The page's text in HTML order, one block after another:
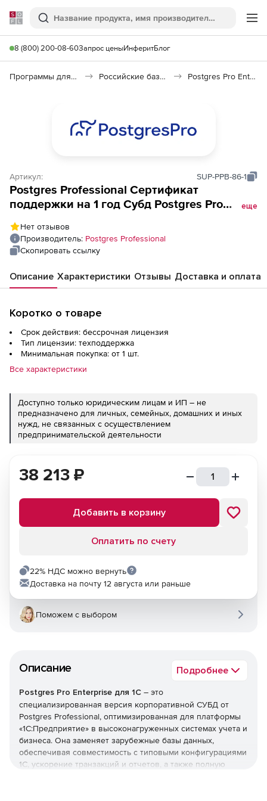
Softline
Поиск
8 (800) 200-08-60Запрос ценыИнферитБлог
Программы для программирования Российские базы данных (Импортозамещение) Postgres Pro Enterprise для 1С
Артикул: SUP-PPB-86-1
Postgres Professional Сертификат
поддержки на 1 год Субд Postgres Pro
еще
Нет отзывов
Производитель: Postgres Professional
Скопировать ссылку
Описание Характеристики Отзывы Доставка и оплата
Коротко о товаре
Срок действия: бессрочная лицензия
Тип лицензии: техподдержка
Минимальная покупка: от 1 шт.
Все характеристики
Доступно только юридическим лицам и ИП – не
предназначено для личных, семейных, домашних и иных
нужд, не связанных с осуществлением
предпринимательской деятельности
Описание Подробнее
Postgres Pro Enterprise для 1С – это
специализированная версия корпоративной СУБД от
Postgres Professional, оптимизированная для платформы
«1С:Предприятие» в высоконагруженных системах учета и
бизнеса. Она заменяет зарубежные базы данных,
обеспечивая совместимость с типовыми конфигурациями
1С, ускорение транзакций и отчетов, а также полную
38 213 ₽
Добавить в корзину
Оплатить по счету
22% НДС можно вернуть
Доставка на почту 12 августа или раньше
Поможем с выбором